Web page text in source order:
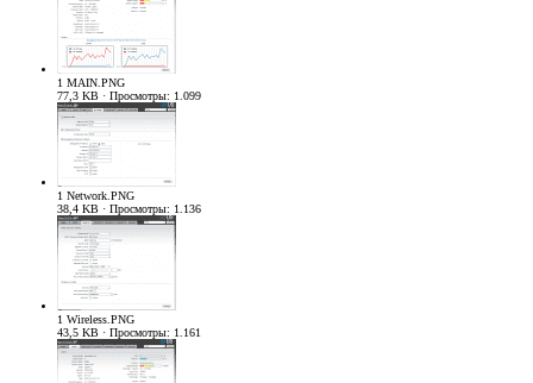
1 MAIN.PNG
77,3 KB · Просмотры: 1.099
1 Network.PNG
38,4 KB · Просмотры: 1.136
1 Wireless.PNG
43,5 KB · Просмотры: 1.161